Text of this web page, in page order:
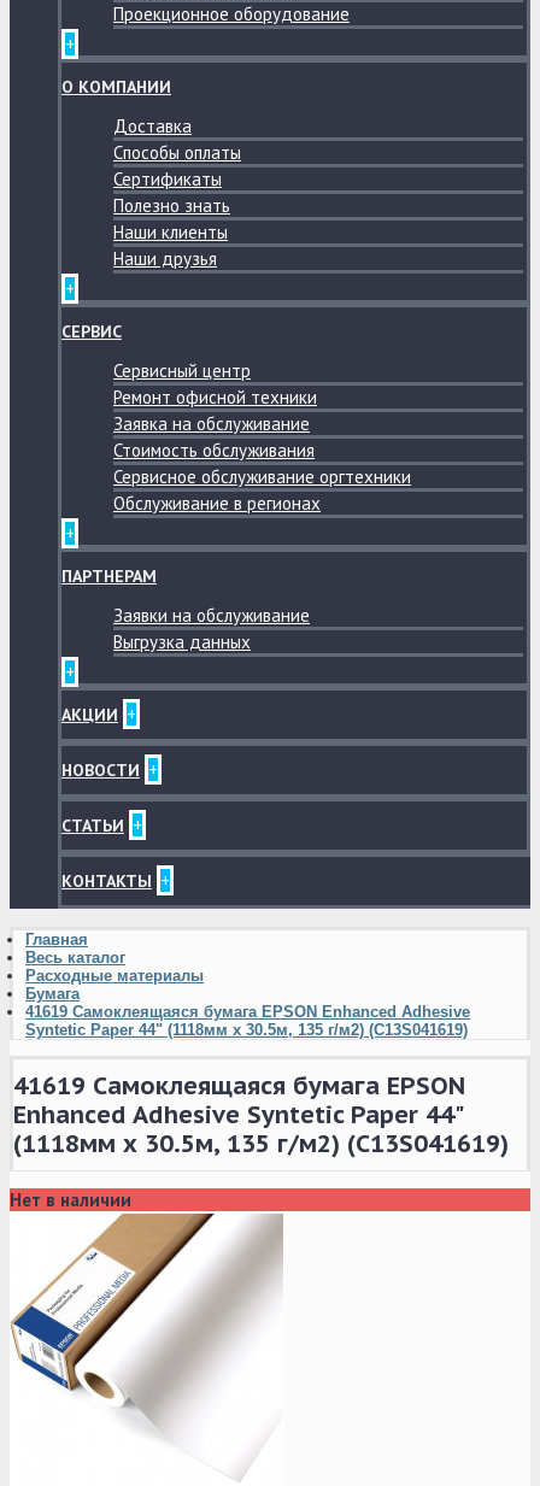
Проекционное оборудование
+
О КОМПАНИИ
Доставка
Способы оплаты
Сертификаты
Полезно знать
Наши клиенты
Наши друзья
+
СЕРВИС
Сервисный центр
Ремонт офисной техники
Заявка на обслуживание
Стоимость обслуживания
Сервисное обслуживание оргтехники
Обслуживание в регионах
+
ПАРТНЕРАМ
Заявки на обслуживание
Выгрузка данных
+
АКЦИИ +
НОВОСТИ +
СТАТЬИ +
КОНТАКТЫ +
Главная
Весь каталог
Расходные материалы
Бумага
41619 Самоклеящаяся бумага EPSON Enhanced Adhesive
Syntetic Paper 44" (1118мм х 30.5м, 135 г/м2) (C13S041619)
41619 Самоклеящаяся бумага EPSON
Enhanced Adhesive Syntetic Paper 44"
(1118мм х 30.5м, 135 г/м2) (C13S041619)
Нет в наличии